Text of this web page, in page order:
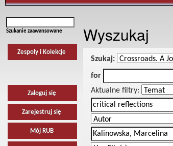
Szukanie zaawansowane
Zespoły i Kolekcje
Zaloguj się
Zarejestruj się
Mój RUB
Wyszukaj
Szukaj:
for
Aktualne filtry: